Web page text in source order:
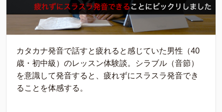
カタカナ発音で話すと疲れると感じていた男性（40
歳・初中級）のレッスン体験談。シラブル（音節）
を意識して発音すると、疲れずにスラスラ発音でき
ることを体感する。